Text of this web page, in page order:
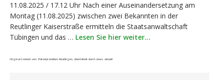
11.08.2025 / 17.12 Uhr Nach einer Auseinandersetzung am
Montag (11.08.2025) zwischen zwei Bekannten in der
Reutlinger Kaiserstraße ermitteln die Staatsanwaltschaft
Tübingen und das … Lesen Sie hier weiter…
Original-Content von: Polizeipräsidium Reutlingen, übermittelt durch news aktuell